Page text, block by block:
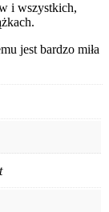
i wszystkich,
jest bardzo miła